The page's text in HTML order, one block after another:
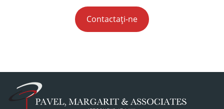
Contactați-ne